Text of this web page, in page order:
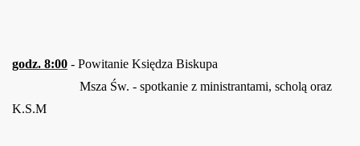
godz. 8:00 - Powitanie Księdza Biskupa
Msza Św. - spotkanie z ministrantami, scholą oraz
K.S.M